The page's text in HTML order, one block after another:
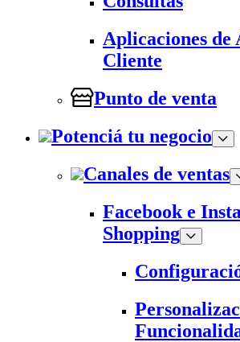
Aplicaciones de
Cliente
Punto de venta
Potenciá tu negocio
Canales de ventas
Facebook e
Shopping